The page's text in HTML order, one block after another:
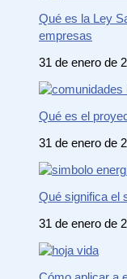
Qué es la Ley
empresas
31 de enero de
Qué es el
31 de enero de
Qué significa el
31 de enero de